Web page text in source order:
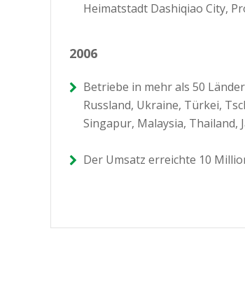
Heimatstadt Dashiqiao City,
2006
Betriebe in mehr als 50
Russland, Ukraine, Türkei,
Singapur, Malaysia, Thailand,
Der Umsatz erreichte 10